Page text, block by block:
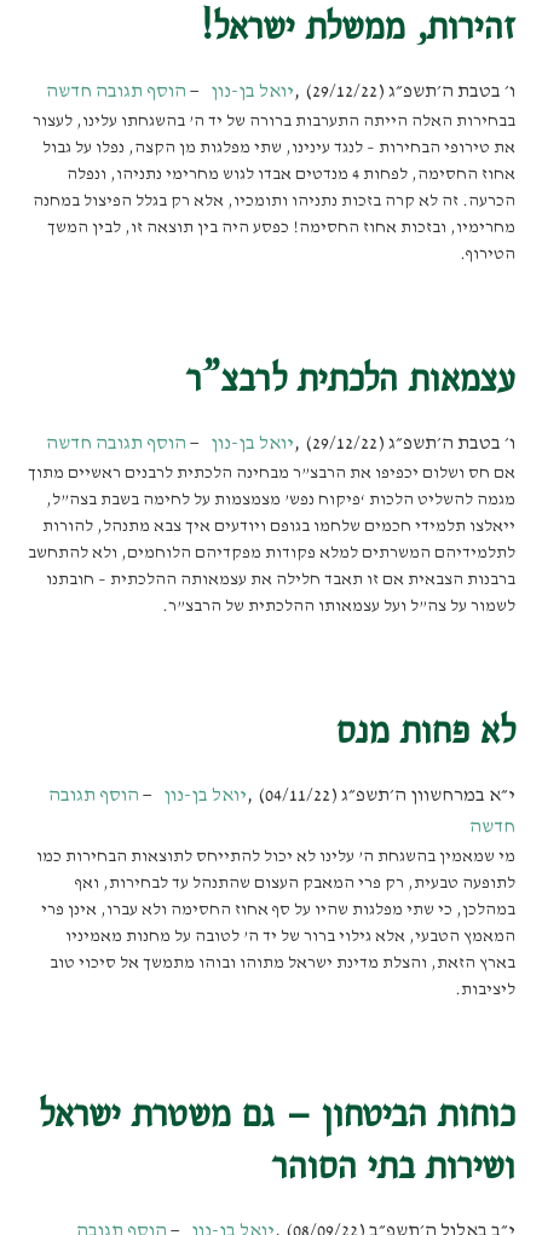
זהירות, ממשלת ישראל!
ו׳ בטבת ה׳תשפ״ג (29/12/22) , יואל בן-נון הוסף תגובה חדשה
בבחירות האלה הייתה התערבות ברורה של יד ה’ בהשגחתו עלינו, לעצור
את טירופי הבחירות – לנגד עינינו, שתי מפלגות מן הקצה, נפלו על גבול
אחוז החסימה, לפחות 4 מנדטים אבדו לגוש מחרימי נתניהו, ונפלה
הכרעה. זה לא קרה בזכות נתניהו ותומכיו, אלא רק בגלל הפיצול במחנה
מחרימיו, ובזכות אחוז החסימה! כפסע היה בין תוצאה זו, לבין המשך
הטירוף.
עצמאות הלכתית לרבצ”ר
ו׳ בטבת ה׳תשפ״ג (29/12/22) , יואל בן-נון הוסף תגובה חדשה
אם חס ושלום יכפיפו את הרבצ”ר מבחינה הלכתית לרבנים ראשיים מתוך
מגמה להשליט הלכות ‘פיקוח נפש’ מצמצמות על לחימה בשבת בצה”ל,
ייאלצו תלמידי חכמים שלחמו בגופם ויודעים איך צבא מתנהל, להורות
לתלמידיהם המשרתים למלא פקודות מפקדיהם הלוחמים, ולא להתחשב
ברבנות הצבאית אם זו תאבד חלילה את עצמאותה ההלכתית – חובתנו
לשמור על צה”ל ועל עצמאותו ההלכתית של הרבצ”ר.
לא פחות מנס
י״א במרחשוון ה׳תשפ״ג (04/11/22) , יואל בן-נון
הוסף תגובה
חדשה
מי שמאמין בהשגחת ה’ עלינו לא יכול להתייחס לתוצאות הבחירות כמו
לתופעה טבעית, רק פרי המאבק העצום שהתנהל עד לבחירות, ואף
במהלכן, כי שתי מפלגות שהיו על סף אחוז החסימה ולא עברו, אינן פרי
המאמץ הטבעי, אלא גילוי ברור של יד ה’ לטובה על מחנות מאמיניו
בארץ הזאת, והצלת מדינת ישראל מתוהו ובוהו מתמשך אל סיכוי טוב
ליציבות.
כוחות הביטחון – גם משטרת ישראל
ושירות בתי הסוהר